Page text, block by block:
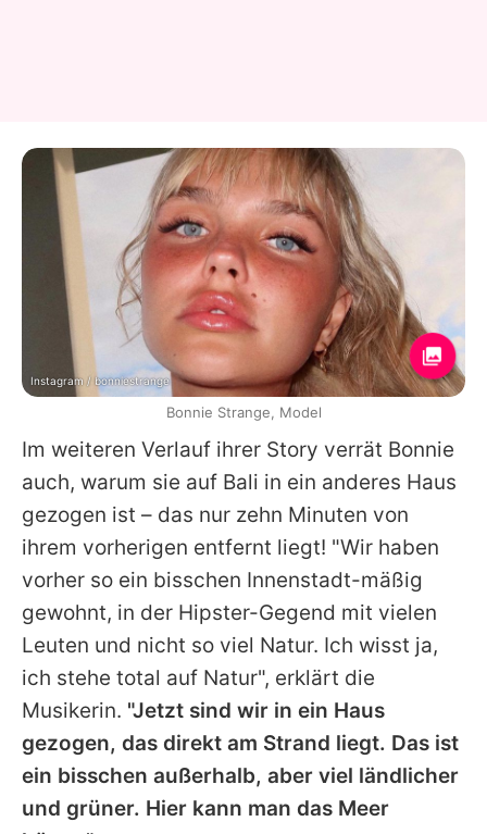
Im weiteren Verlauf ihrer Story verrät Bonnie
auch, warum sie auf Bali in ein anderes Haus
gezogen ist – das nur zehn Minuten von
ihrem vorherigen entfernt liegt! "Wir haben
vorher so ein bisschen Innenstadt-mäßig
gewohnt, in der Hipster-Gegend mit vielen
Leuten und nicht so viel Natur. Ich wisst ja,
ich stehe total auf Natur", erklärt die
Musikerin. "Jetzt sind wir in ein Haus
gezogen, das direkt am Strand liegt. Das ist
ein bisschen außerhalb, aber viel ländlicher
und grüner. Hier kann man das Meer
Instagram / bonniestrange
Bonnie Strange, Model